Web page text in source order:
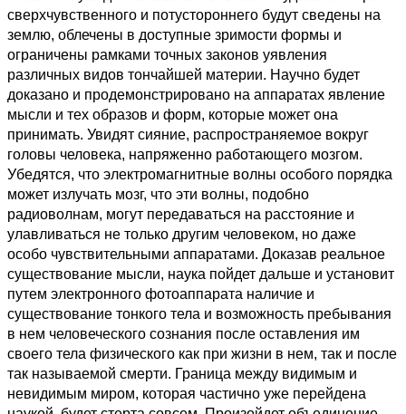
сверхчувственного и потустороннего будут сведены на
землю, облечены в доступные зримости формы и
ограничены рамками точных законов уявления
различных видов тончайшей материи. Научно будет
доказано и продемонстрировано на аппаратах явление
мысли и тех образов и форм, которые может она
принимать. Увидят сияние, распространяемое вокруг
головы человека, напряженно работающего мозгом.
Убедятся, что электромагнитные волны особого порядка
может излучать мозг, что эти волны, подобно
радиоволнам, могут передаваться на расстояние и
улавливаться не только другим человеком, но даже
особо чувствительными аппаратами. Доказав реальное
существование мысли, наука пойдет дальше и установит
путем электронного фотоаппарата наличие и
существование тонкого тела и возможность пребывания
в нем человеческого сознания после оставления им
своего тела физического как при жизни в нем, так и после
так называемой смерти. Граница между видимым и
невидимым миром, которая частично уже перейдена